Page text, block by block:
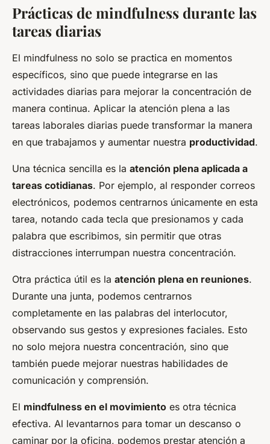
Prácticas de mindfulness durante las
tareas diarias
El mindfulness no solo se practica en momentos
específicos, sino que puede integrarse en las
actividades diarias para mejorar la concentración de
manera continua. Aplicar la atención plena a las
tareas laborales diarias puede transformar la manera
en que trabajamos y aumentar nuestra productividad.
Una técnica sencilla es la atención plena aplicada a
tareas cotidianas. Por ejemplo, al responder correos
electrónicos, podemos centrarnos únicamente en esta
tarea, notando cada tecla que presionamos y cada
palabra que escribimos, sin permitir que otras
distracciones interrumpan nuestra concentración.
Otra práctica útil es la atención plena en reuniones.
Durante una junta, podemos centrarnos
completamente en las palabras del interlocutor,
observando sus gestos y expresiones faciales. Esto
no solo mejora nuestra concentración, sino que
también puede mejorar nuestras habilidades de
comunicación y comprensión.
El mindfulness en el movimiento es otra técnica
efectiva. Al levantarnos para tomar un descanso o
caminar por la oficina, podemos prestar atención a